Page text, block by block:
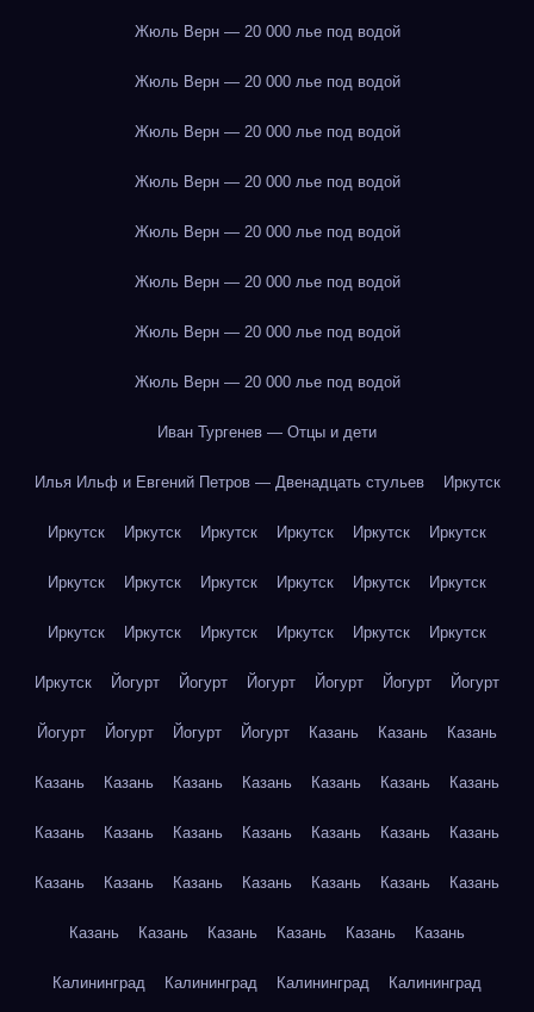
Жюль Верн — 20 000 лье под водой
Жюль Верн — 20 000 лье под водой
Жюль Верн — 20 000 лье под водой
Жюль Верн — 20 000 лье под водой
Жюль Верн — 20 000 лье под водой
Жюль Верн — 20 000 лье под водой
Жюль Верн — 20 000 лье под водой
Жюль Верн — 20 000 лье под водой
Иван Тургенев — Отцы и дети
Илья Ильф и Евгений Петров — Двенадцать стульев Иркутск
Иркутск Иркутск Иркутск Иркутск Иркутск Иркутск
Иркутск Иркутск Иркутск Иркутск Иркутск Иркутск
Иркутск Иркутск Иркутск Иркутск Иркутск Иркутск
Иркутск Йогурт Йогурт Йогурт Йогурт Йогурт Йогурт
Йогурт Йогурт Йогурт Йогурт Казань Казань Казань
Казань Казань Казань Казань Казань Казань Казань
Казань Казань Казань Казань Казань Казань Казань
Казань Казань Казань Казань Казань Казань Казань
Казань Казань Казань Казань Казань Казань
Калининград Калининград Калининград Калининград